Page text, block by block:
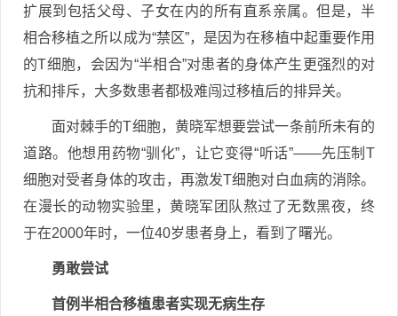
扩展到包括父母、子女在内的所有直系亲属。但是，半
相合移植之所以成为“禁区”，是因为在移植中起重要作用
的T细胞，会因为“半相合”对患者的身体产生更强烈的对
抗和排斥，大多数患者都极难闯过移植后的排异关。
面对棘手的T细胞，黄晓军想要尝试一条前所未有的
道路。他想用药物“驯化”，让它变得“听话”——先压制T
细胞对受者身体的攻击，再激发T细胞对白血病的消除。
在漫长的动物实验里，黄晓军团队熬过了无数黑夜，终
于在2000年时，一位40岁患者身上，看到了曙光。
勇敢尝试
首例半相合移植患者实现无病生存